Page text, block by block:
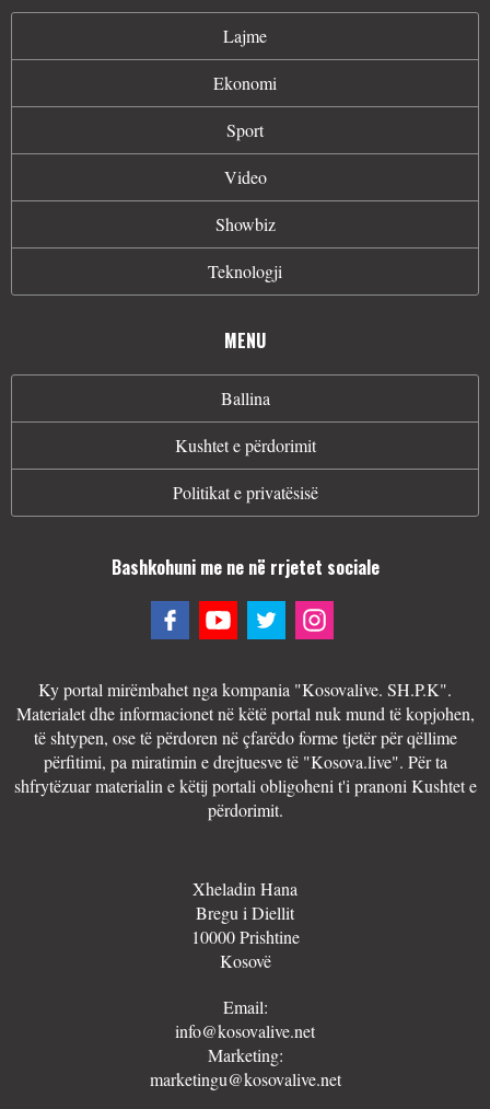
Lajme
Ekonomi
Sport
Video
Showbiz
Teknologji
MENU
Ballina
Kushtet e përdorimit
Politikat e privatësisë
Bashkohuni me ne në rrjetet sociale
Ky portal mirëmbahet nga kompania "Kosovalive. SH.P.K".
Materialet dhe informacionet në këtë portal nuk mund të kopjohen,
të shtypen, ose të përdoren në çfarëdo forme tjetër për qëllime
përfitimi, pa miratimin e drejtuesve të "Kosova.live". Për ta
shfrytëzuar materialin e këtij portali obligoheni t'i pranoni Kushtet e
përdorimit.
Xheladin Hana
Bregu i Diellit
10000 Prishtine
Kosovë
Email:
info@kosovalive.net
Marketing:
marketingu@kosovalive.net